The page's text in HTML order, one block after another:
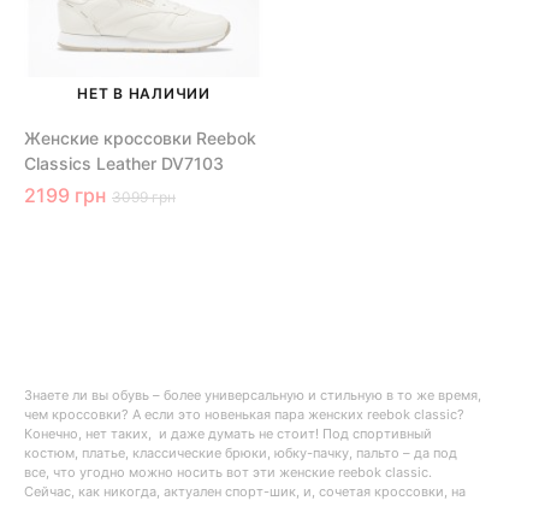
НЕТ В НАЛИЧИИ
Женские кроссовки Reebok
Classics Leather DV7103
2199 грн 3099 грн
Знаете ли вы обувь – более универсальную и стильную в то же время,
чем кроссовки? А если это новенькая пара женских reebok classic?
Конечно, нет таких, и даже думать не стоит! Под спортивный
костюм, платье, классические брюки, юбку-пачку, пальто – да под
все, что угодно можно носить вот эти женские reebok classic.
Сейчас, как никогда, актуален спорт-шик, и, сочетая кроссовки, на